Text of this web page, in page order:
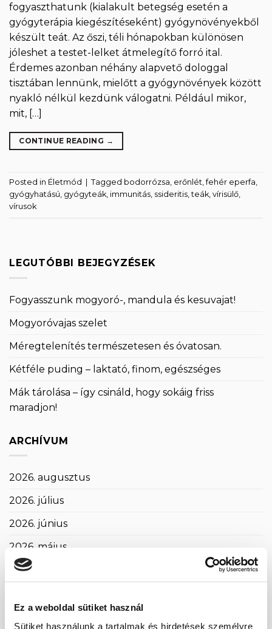
Ez a weboldal sütiket használ
Sütiket használunk a tartalmak és hirdetések személyre
fogyaszthatunk (kialakult betegség esetén a
gyógyterápia kiegészítéseként) gyógynövényekből
készült teát. Az őszi, téli hónapokban különösen
jóleshet a testet-lelket átmelegítő forró ital.
Érdemes azonban néhány alapvető dologgal
tisztában lennünk, mielőtt a gyógynövények között
nyakló nélkül kezdünk válogatni. Például mikor,
mit, […]
CONTINUE READING →
Posted in Életmód Tagged bodorrózsa, erőnlét,fehér eperfa,
gyógyhatású, gyógyteák, immunitás, ssideritis,teák, vírisülő,
vírusok
LEGUTÓBBI BEJEGYZÉSEK
Fogyasszunk mogyoró-, mandula és kesuvajat!
Mogyoróvajas szelet
Méregtelenítés természetesen és óvatosan.
Kétféle puding – laktató, finom, egészséges
Mák tárolása – így csináld, hogy sokáig friss
maradjon!
ARCHÍVUM
2026. augusztus
2026. július
2026. június
2026. május
2026. április